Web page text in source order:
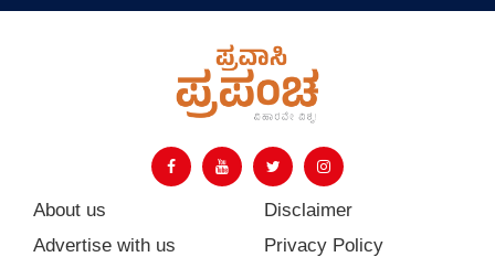
About us
Advertise with us
Disclaimer
Privacy Policy